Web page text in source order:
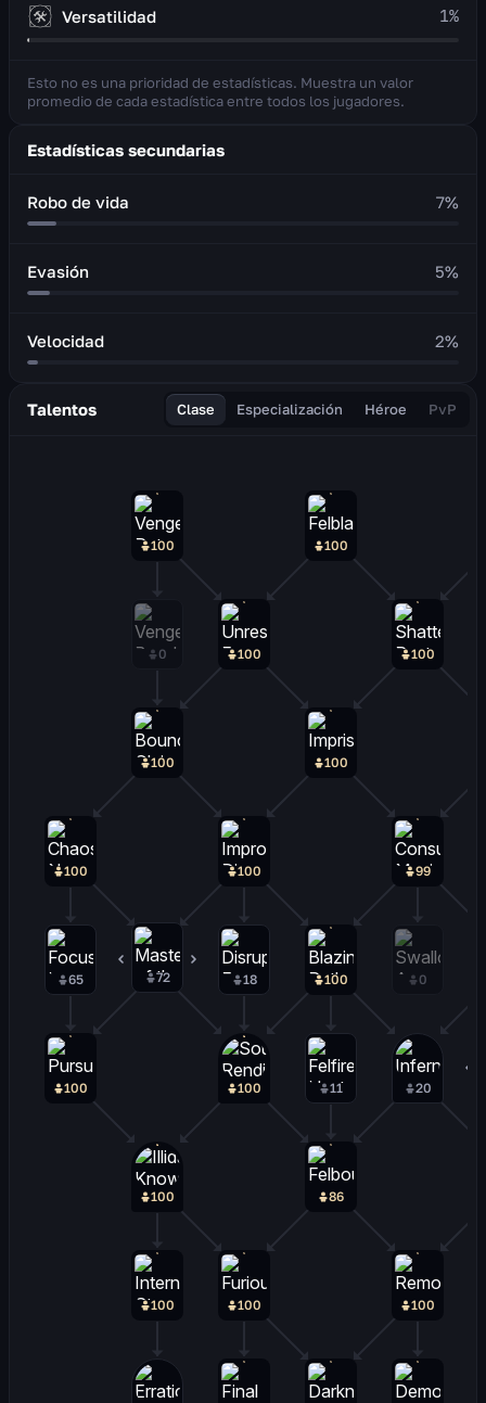
Versatilidad 1%
Esto no es una prioridad de estadísticas. Muestra un valor
promedio de cada estadística entre todos los jugadores.
Estadísticas secundarias
Robo de vida 7%
Evasión 5%
Velocidad 2%
Talentos Clase Especialización Héroe PvP
100
100
100 100
100
100
100
100
100
100
100
100
100
100
100
99
86
72
65
20
18
11
0
0